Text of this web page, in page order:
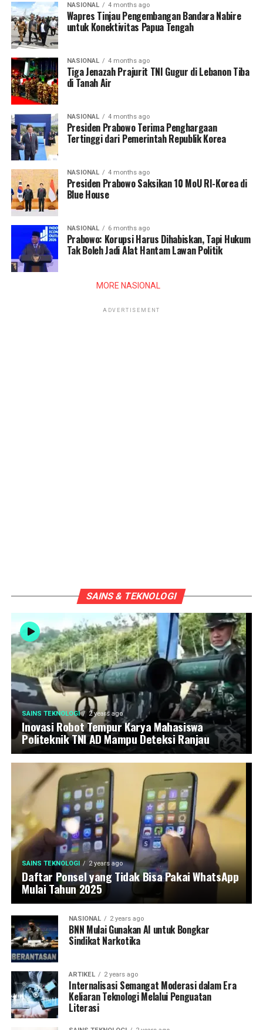
NASIONAL 4 months ago
Wapres Tinjau Pengembangan Bandara Nabire
untuk Konektivitas Papua Tengah
NASIONAL 4 months ago
Tiga Jenazah Prajurit TNI Gugur di Lebanon Tiba
di Tanah Air
NASIONAL 4 months ago
Presiden Prabowo Terima Penghargaan
Tertinggi dari Pemerintah Republik Korea
NASIONAL 4 months ago
Presiden Prabowo Saksikan 10 MoU RI-Korea di
Blue House
NASIONAL 6 months ago
Prabowo: Korupsi Harus Dihabiskan, Tapi Hukum
Tak Boleh Jadi Alat Hantam Lawan Politik
MORE NASIONAL
ADVERTISEMENT
SAINS & TEKNOLOGI
SAINS TEKNOLOGI 2 years ago
Inovasi Robot Tempur Karya Mahasiswa
Politeknik TNI AD Mampu Deteksi Ranjau
SAINS TEKNOLOGI 2 years ago
Daftar Ponsel yang Tidak Bisa Pakai WhatsApp
Mulai Tahun 2025
NASIONAL 2 years ago
BNN Mulai Gunakan AI untuk Bongkar
Sindikat Narkotika
ARTIKEL 2 years ago
Internalisasi Semangat Moderasi dalam Era
Keliaran Teknologi Melalui Penguatan
Literasi